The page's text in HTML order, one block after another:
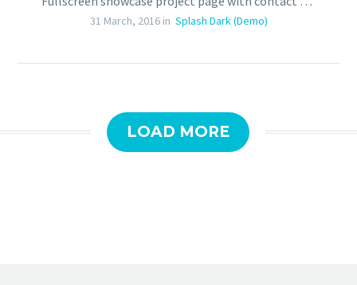
31 March, 2016 in Splash Dark (Demo)
LOAD MORE